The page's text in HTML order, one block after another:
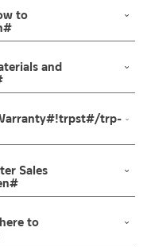
เกรด 304 ชุบโครเมี่ยม
ม่ขึ้นสนิม ออกแบบงวงก๊อก
ซ้าย-ขวา ได้ ทำให้การล้าง
ว เพื่อการล้างสิ่งของหรือ
ารติดตั้งก็ง่ายด้วยตัวล็อก
งทนทาน ใช้เพียงมือหมุน
น้ำ จึงกล้ารับประกัน 10 ปี
to
กน้ำ วาล์วเปิดปิดน้ำ
ษท่อ ออกจากท่อน้ำก่อนติด
1 นาที เพื่อให้แรงน้ำพัด
งสกปรกจะเข้าไปภายใน
เศษละอองต่างๆในสินค้า
and
ากการใช้งานปกติ เช่นไม่
ำหมาดๆแล้วเช็ดให้แห้ง
วามสะอาด เนื่องจากผิว
ดทำความสะอาด ขัดหรือถู
นกับผิวของสินค้าได้
trp-
Sales
to